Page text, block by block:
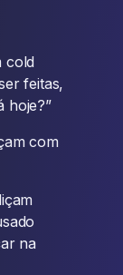
cold
feitas,
hoje?”
com
na